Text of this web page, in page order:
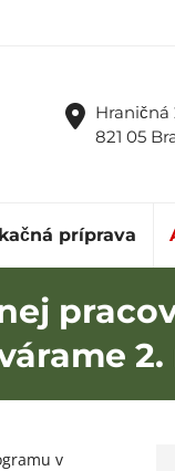
Hraničná
821 05
príprava
v